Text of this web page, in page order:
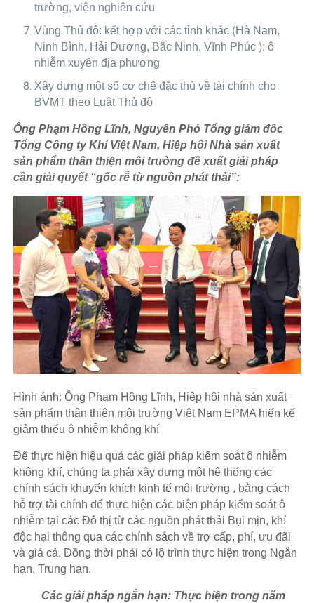
trường, viện nghiên cứu
Vùng Thủ đô: kết hợp với các tỉnh khác (Hà Nam,
Ninh Bình, Hải Dương, Bắc Ninh, Vĩnh Phúc ): ô
nhiễm xuyên địa phương
Xây dựng một số cơ chế đặc thù về tài chính cho
BVMT theo Luật Thủ đô
Ông Phạm Hồng Lĩnh, Nguyên Phó Tổng giám đốc
Tổng Công ty Khí Việt Nam, Hiệp hội Nhà sản xuất
sản phẩm thân thiện môi trường đề xuất giải pháp
cần giải quyết “gốc rễ từ nguồn phát thải”:
Hình ảnh: Ông Phạm Hồng Lĩnh, Hiệp hội nhà sản xuất
sản phẩm thân thiện môi trường Việt Nam EPMA hiến kế
giảm thiểu ô nhiễm không khí
Để thực hiện hiệu quả các giải pháp kiểm soát ô nhiễm
không khí, chúng ta phải xây dựng một hệ thống các
chính sách khuyến khích kinh tế môi trường , bằng cách
hỗ trợ tài chính để thực hiện các biện pháp kiểm soát ô
nhiễm tại các Đô thị từ các nguồn phát thải Bụi mịn, khí
độc hại thông qua các chính sách về trợ cấp, phí, ưu đãi
và giá cả. Đồng thời phải có lộ trình thực hiện trong Ngắn
hạn, Trung hạn.
Các giải pháp ngắn hạn: Thực hiện trong năm